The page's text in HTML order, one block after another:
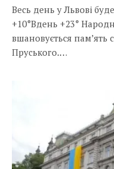
Весь день у Львові
+10°Вдень +23°
вшановується
Пруського.…